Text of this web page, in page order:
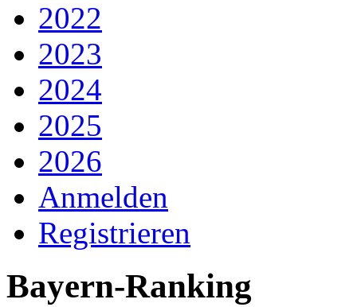
2022
2023
2024
2025
2026
Anmelden
Registrieren
Bayern-Ranking